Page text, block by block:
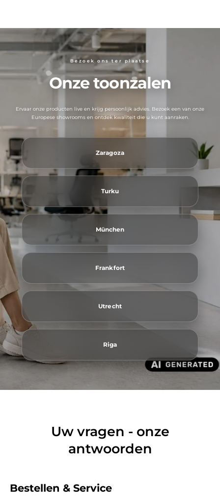
Bezoek ons ​​ter plaatse
Onze toonzalen
Ervaar onze producten live en krijg persoonlijk advies. Bezoek een van onze
Europese showrooms en ontdek kwaliteit die u kunt aanraken.
Zaragoza
Turku
München
Frankfort
Utrecht
Riga
Uw vragen - onze
antwoorden
Bestellen & Service